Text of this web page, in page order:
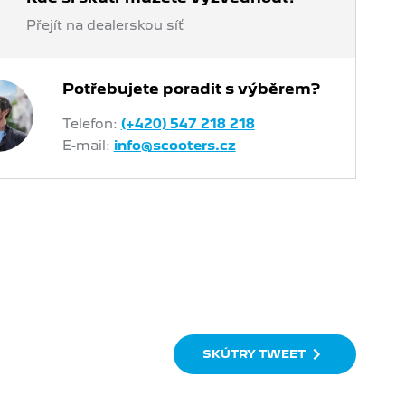
Přejít na dealerskou síť
Potřebujete poradit s výběrem?
Telefon: (+420) 547 218 218
E-mail: info@scooters.cz
SKÚTRY TWEET